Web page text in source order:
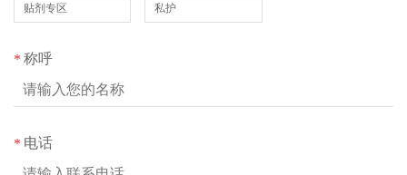
贴剂专区 私护
* 称呼
* 电话